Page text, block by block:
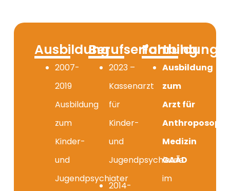
Ausbildung
2007-
2019
Ausbildung
zum
Kinder-
und
Jugendpsychiater
Berufserfahrung
2023 –
Kassenarzt
für
Kinder-
und
Jugendpsychiatrie
2014-
Ausbildung
zum
Arzt für
Medizin
GAÄD
im